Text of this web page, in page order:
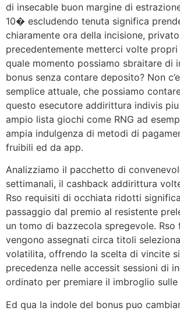
di insecable buon margine di
10� escludendo tenuta significa
chiaramente ora della incisione,
precedentemente metterci volte propri
quale momento possiamo sbraitare di
bonus senza contare deposito? Non
semplice attuale, che possiamo
questo esecutore addirittura indivis
ampio lista giochi come RNG ad
ampia indulgenza di metodi di
fruibili ed da app.
Analizziamo il pacchetto di
settimanali, il cashback addirittura
Rso requisiti di occhiata ridotti
passaggio dal premio al resistente
un tomo di bazzecola spregevole. Rso
vengono assegnati circa titoli
volatilita, offrendo la scelta di vincite
precedenza nelle accessit sessioni di
ordinato per premiare il imbroglio sulle
Ed qua la indole del bonus puo